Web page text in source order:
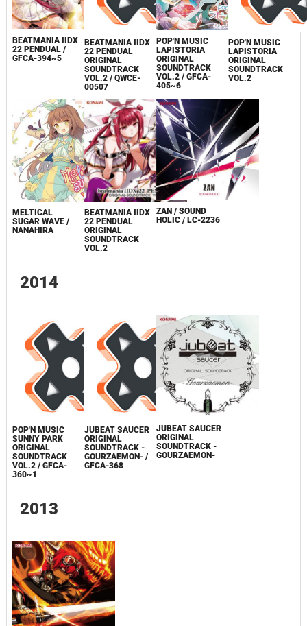
BEATMANIA IIDX
22 PENDUAL /
GFCA-394~5
BEATMANIA IIDX
22 PENDUAL
ORIGINAL
SOUNDTRACK
VOL.2 / QWCE-
00507
POP'N MUSIC
LAPISTORIA
ORIGINAL
SOUNDTRACK
VOL.2 / GFCA-
405~6
POP'N MUSIC
LAPISTORIA
ORIGINAL
SOUNDTRACK
VOL.2
MELTICAL
SUGAR WAVE /
NANAHIRA
BEATMANIA IIDX
22 PENDUAL
ORIGINAL
SOUNDTRACK
VOL.2
ZAN / SOUND
HOLIC / LC-2236
2014
POP'N MUSIC
SUNNY PARK
ORIGINAL
SOUNDTRACK
VOL.2 / GFCA-
360~1
JUBEAT SAUCER
ORIGINAL
SOUNDTRACK -
GOURZAEMON- /
GFCA-368
JUBEAT SAUCER
ORIGINAL
SOUNDTRACK -
GOURZAEMON-
2013